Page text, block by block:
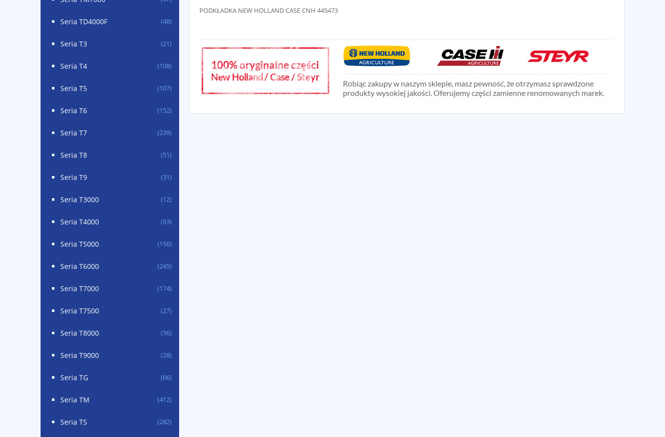
Seria TD4000F (48)
Seria T3 (21)
Seria T4 (108)
Seria T5 (107)
Seria T6 (152)
Seria T7 (239)
Seria T8 (51)
Seria T9 (31)
Seria T3000 (12)
Seria T4000 (93)
Seria T5000 (156)
Seria T6000 (245)
Seria T7000 (174)
Seria T7500 (27)
Seria T8000 (56)
Seria T9000 (28)
Seria TG (66)
Seria TM (412)
Seria TS (282)
PODKŁADKA NEW HOLLAND CASE CNH 445473